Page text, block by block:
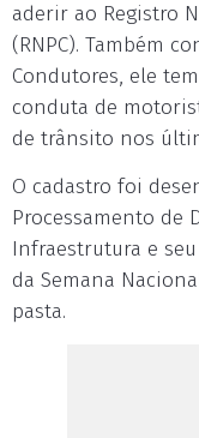
aderir ao Registro
(RNPC). Também
Condutores, ele
conduta de
de trânsito nos
O cadastro foi
Processamento de
Infraestrutura e
da Semana
pasta.